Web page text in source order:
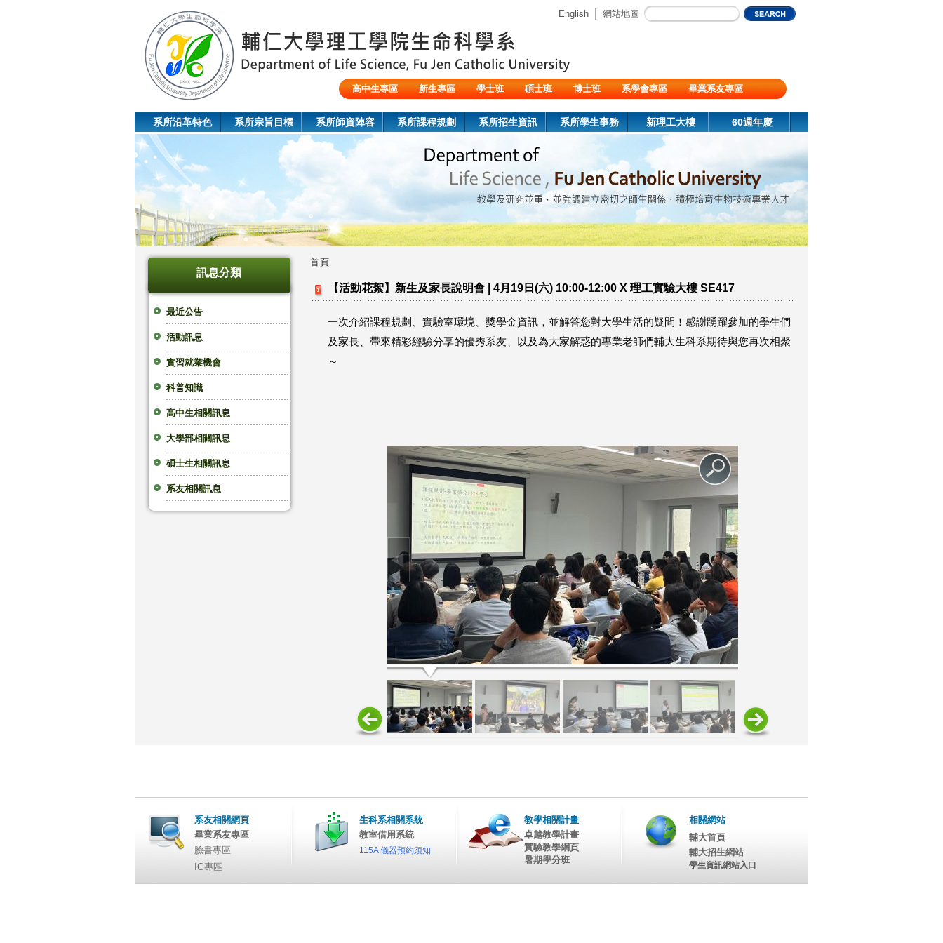
English 網站地圖
高中生專區 新生專區 學士班 碩士班 博士班 系學會專區
畢業系友專區
系所沿革特色 系所宗旨目標 系所師資陣容 系所課程規劃 系所招生資訊 系所學生事務 新理工大樓 60週年慶
訊息分類
最近公告
活動訊息
實習就業機會
科普知識
高中生相關訊息
大學部相關訊息
碩士生相關訊息
系友相關訊息
您
首頁
【活動花絮】新生及家長說明會 | 4月19日(六) 10:00-12:00 X 理工實驗大樓 SE417
一次介紹課程規劃、實驗室環境、獎學金資訊，並解答您對大學生活的疑問！ 感謝踴躍參加的學生們
及家長、帶來精彩經驗分享的優秀系友、以及為大家解惑的專業老師們輔大生科系期待與您再次相聚
～
系友相關網頁
畢業系友專區
臉書專區
IG專區
生科系相關系統
教室借用系統
115A 儀器預約須知
教學相關計畫
卓越教學計畫
實驗教學網頁
暑期學分班
相關網站
輔大首頁
輔大招生網站
學生資訊網站入口